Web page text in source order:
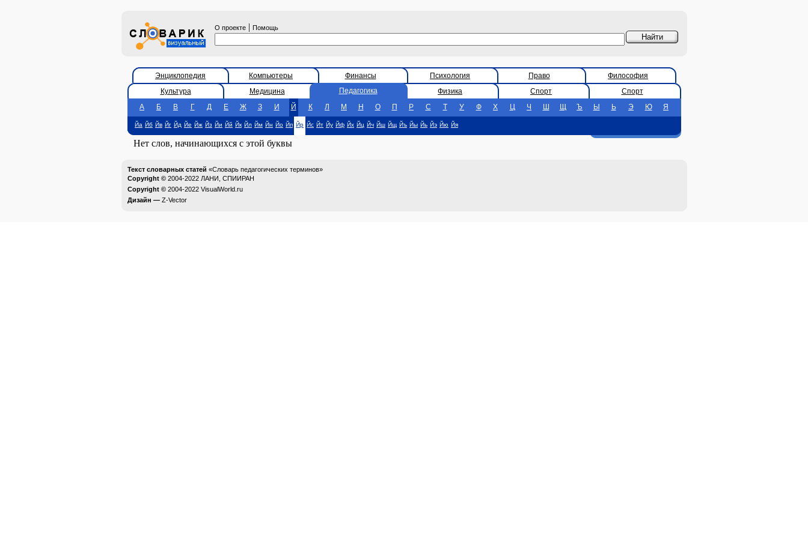
О проекте | Помощь
Энциклопедия Компьютеры Финансы Психология Право
Философия
Культура
Медицина Педагогика Физика Спорт
Спорт
А
Б В Г Д Е Ж З И Й К Л М Н О П Р С Т У Ф Х Ц Ч Ш Щ Ъ Ы Ь Э Ю Я
Йа Йб Йв Йг Йд Йе Йж Йз Йи Йй Йк Йл Йм Йн Йо Йп Йр Йс Йт Йу Йф Йх Йц Йч Йш Йщ Йъ Йы Йь Йэ Йю Йя
Нет слов, начинающихся с этой буквы
Текст словарных статей «Словарь педагогических терминов»
Copyright © 2004-2022 ЛАНИ, СПИИРАН
Copyright © 2004-2022 VisualWorld.ru
Дизайн — Z-Vector